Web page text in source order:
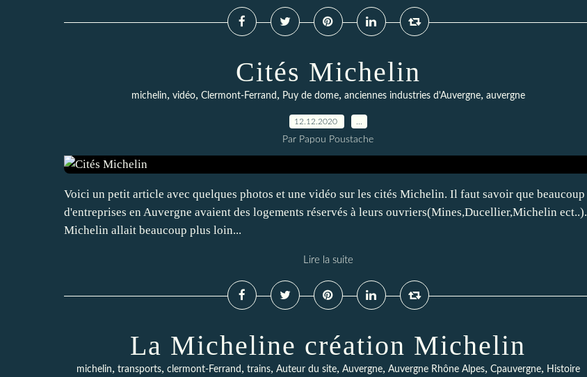
Cités Michelin
michelin, vidéo, Clermont-Ferrand , Puy de dome, anciennes industries d'Auvergne, auvergne
12.12.2020
Par Papou Poustache
Voici un petit article avec quelques photos et une vidéo sur les cités Michelin. Il faut savoir que beaucoup
d'entreprises en Auvergne avaient des logements réservés à leurs ouvriers(Mines,Ducellier,Michelin ect..).
Michelin allait beaucoup plus loin...
Lire la suite
La Micheline création Michelin
michelin, transports, clermont-Ferrand , trains, Auteur du site, Auvergne, Auvergne Rhône Alpes, Cpauvergne, Histoire